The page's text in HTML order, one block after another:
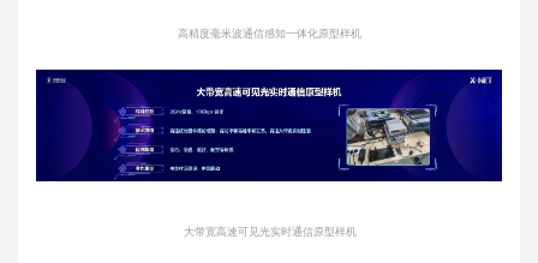
高精度毫米波通信感知一体化原型样机
大带宽高速可见光实时通信原型样机